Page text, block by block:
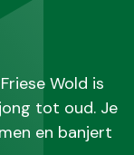
Wold is
tot oud. Je
en banjert